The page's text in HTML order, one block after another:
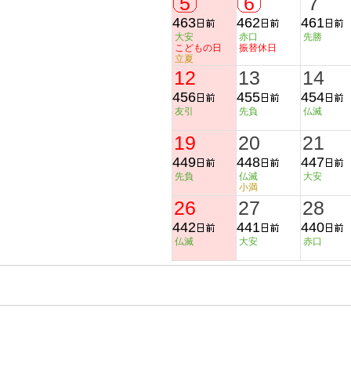
463
大安
こどもの日
立夏
462
赤口
振替休日
461
先勝
12
456
友引
13
455
先負
14
454
仏滅
19
449
先負
20
448
仏滅
小満
21
447
大安
26
442
仏滅
27
441
大安
28
440
赤口